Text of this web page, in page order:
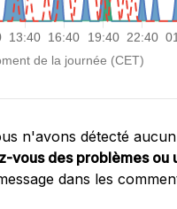
n'avons détecté
vous des problèmes ou
dans les